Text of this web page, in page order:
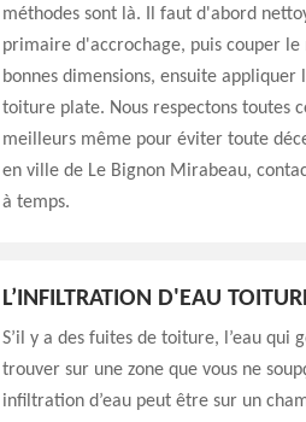
méthodes sont là. Il faut d'abord
primaire d'accrochage, puis couper le
bonnes dimensions, ensuite
toiture plate. Nous respectons toutes
meilleurs même pour éviter toute
en ville de Le Bignon Mirabeau,
à temps.
L’INFILTRATION D'EAU
S’il y a des fuites de toiture, l’eau qui
trouver sur une zone que vous ne
infiltration d’eau peut être sur un